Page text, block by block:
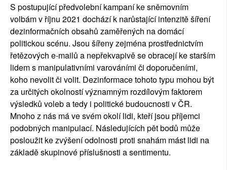
S postupující předvolební kampaní ke sněmovním
volbám v říjnu 2021 dochází k narůstající intenzitě šíření
dezinformačních obsahů zaměřených na domácí
politickou scénu. Jsou šířeny zejména prostřednictvím
řetězových e-mailů a nepřekvapivě se obracejí ke starším
lidem s manipulativními varováními či doporučeními,
koho nevolit či volit. Dezinformace tohoto typu mohou být
za určitých okolností významným rozdílovým faktorem
výsledků voleb a tedy i politické budoucnosti v ČR.
Mnoho z nás má ve svém okolí lidi, kteří jsou příjemci
podobných manipulací. Následujících pět bodů může
posloužit ke zvýšení odolnosti proti snahám mást lidi na
základě skupinové příslušnosti a sentimentu.